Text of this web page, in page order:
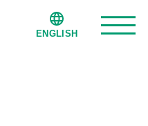
ENGLISH